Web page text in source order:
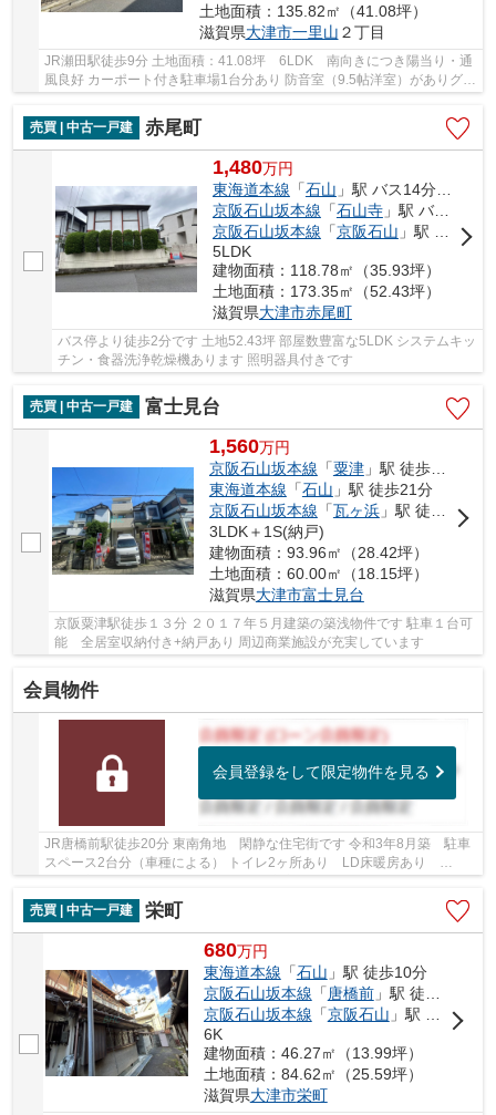
土地面積：135.82㎡（41.08坪）
滋賀県大津市一里山 ２丁目
JR瀬田駅徒歩9分 土地面積：41.08坪 6LDK 南向きにつき陽当り・通
風良好 カーポート付き駐車場1台分あり 防音室（9.5帖洋室）がありグラ
ンドピアノの設置が可能です 小学校・スーパ...
売買 | 中古一戸建
赤尾町
1,480万円
東海道本線 「石山 」駅 バス14分 「赤尾町」 停歩2分
京阪石山坂本線 「石山寺」駅 バス7分 「赤尾町」 停歩2分
京阪石山坂本線 「京阪石山 」駅 バス14分 「赤尾町」 停歩2分
5LDK
建物面積：118.78㎡（35.93坪）
土地面積：173.35㎡（52.43坪）
滋賀県大津市赤尾町
バス停より徒歩2分です 土地52.43坪 部屋数豊富な5LDK システムキッ
チン・食器洗浄乾燥機あります 照明器具付きです
売買 | 中古一戸建 富士見台
1,560万円
京阪石山坂本線 「粟津」駅 徒歩13分
東海道本線 「石山 」駅 徒歩21分
京阪石山坂本線 「瓦ヶ浜」駅 徒歩16分
3LDK＋1S(納戸)
建物面積：93.96㎡（28.42坪）
土地面積：60.00㎡（18.15坪）
滋賀県大津市富士見台
京阪粟津駅徒歩１３分 ２０１７年５月建築の築浅物件です 駐車１台可
能 全居室収納付き+納戸あり 周辺商業施設が充実しています
会員物件
会員登録をして限定物件を見る
JR唐橋前駅徒歩20分 東南角地 閑静な住宅街です 令和3年8月築 駐車
スペース2台分（車種による） トイレ2ヶ所あり LD床暖房あり
売買 | 中古一戸建
栄町
680万円
東海道本線 「石山 」駅 徒歩10分
京阪石山坂本線 「 唐橋前」駅 徒歩4分
京阪石山坂本線 「京阪石山 」駅 徒歩10分
6K
建物面積：46.27㎡（13.99坪）
土地面積：84.62㎡（25.59坪）
滋賀県大津市栄町